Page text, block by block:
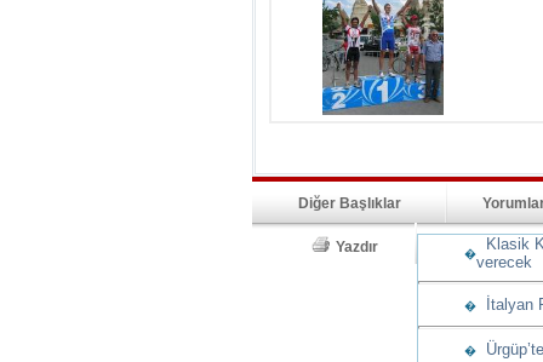
Diğer Başlıklar
Yazdır �
Klasik
verecek
� İtalyan
�